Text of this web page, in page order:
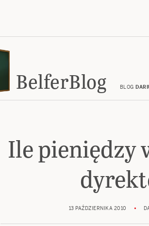
BelferBlog BLOG
Ile pieniędzy
13 PAŹDZIERNIKA 2010